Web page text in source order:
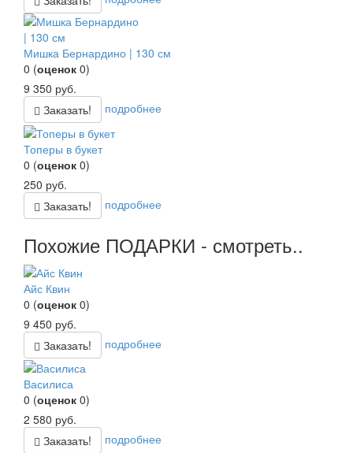
Мишка Бернардино | 130 см
0 (оценок 0)
9 350 руб.
Заказать!
подробнее
Топеры в букет
0 (оценок 0)
250 руб.
Заказать!
подробнее
Похожие ПОДАРКИ - смотреть..
Айс Квин
0 (оценок 0)
9 450 руб.
Заказать!
подробнее
Василиса
0 (оценок 0)
2 580 руб.
Заказать!
подробнее